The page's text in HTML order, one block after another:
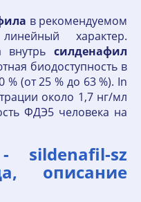
в рекомендуемом
характер.
внутрь силденафил
биодоступность в
% (от 25 % до 63 %). In
около 1,7 нг/мл
ФДЭ5 человека на
sildenafil-sz
описание